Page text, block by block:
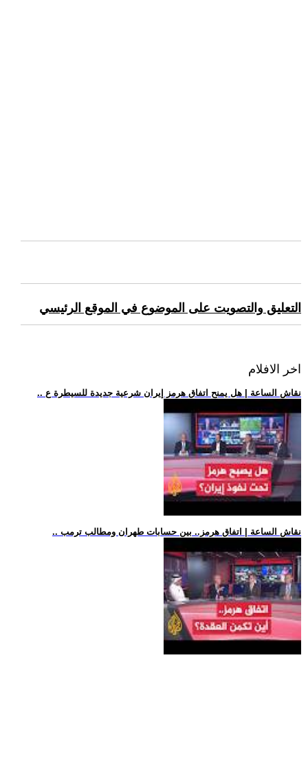
التعليق والتصويت على الموضوع في الموقع الرئيسي
اخر الافلام
.. نقاش الساعة | هل يمنح اتفاق هرمز إيران شرعية جديدة للسيطرة ع
.. نقاش الساعة | اتفاق هرمز.. بين حسابات طهران ومطالب ترمب